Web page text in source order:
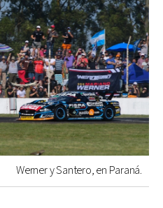
Werner y Santero, en Paraná.